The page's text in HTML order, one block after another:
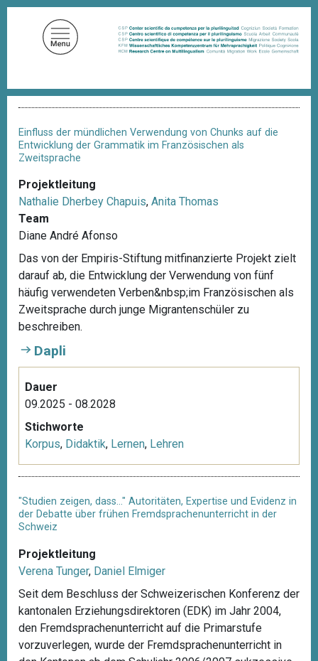
D
a
d
n
i
g
a
i
o
Einfluss der mündlichen Verwendung von Chunks auf die
Entwicklung der Grammatik im Französischen als
Zweitsprache
Projektleitung
Nathalie Dherbey Chapuis, Anita Thomas
Team
Diane André Afonso
Das von der Empiris-Stiftung mitfinanzierte Projekt zielt
darauf ab, die Entwicklung der Verwendung von fünf
häufig verwendeten Verben&nbsp;im Französischen als
Zweitsprache durch junge Migrantenschüler zu
beschreiben.
Dapli
Dauer
09.2025 - 08.2028
Stichworte
Korpus, Didaktik, Lernen, Lehren
"Studien zeigen, dass…" Autoritäten, Expertise und Evidenz in
der Debatte über frühen Fremdsprachenunterricht in der
Schweiz
Projektleitung
Verena Tunger, Daniel Elmiger
Seit dem Beschluss der Schweizerischen Konferenz der
kantonalen Erziehungsdirektoren (EDK) im Jahr 2004,
den Fremdsprachenunterricht auf die Primarstufe
vorzuverlegen, wurde der Fremdsprachenunterricht in